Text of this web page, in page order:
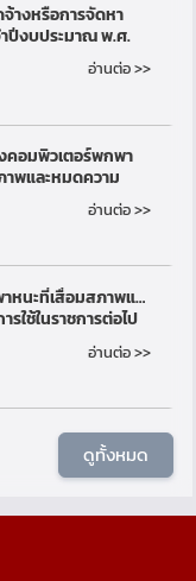
างหรือการจัดหา
ปีงบประมาณ พ.ศ.
อ่านต่อ >>
คอมพิวเตอร์พกพา
พและหมดความ
การต่อไป จำนวนอ่านต่อ >>
นะที่เสื่อมสภาพและ
รใช้ในราชการต่อไป
อ่านต่อ >>
ดูทั้งหมด